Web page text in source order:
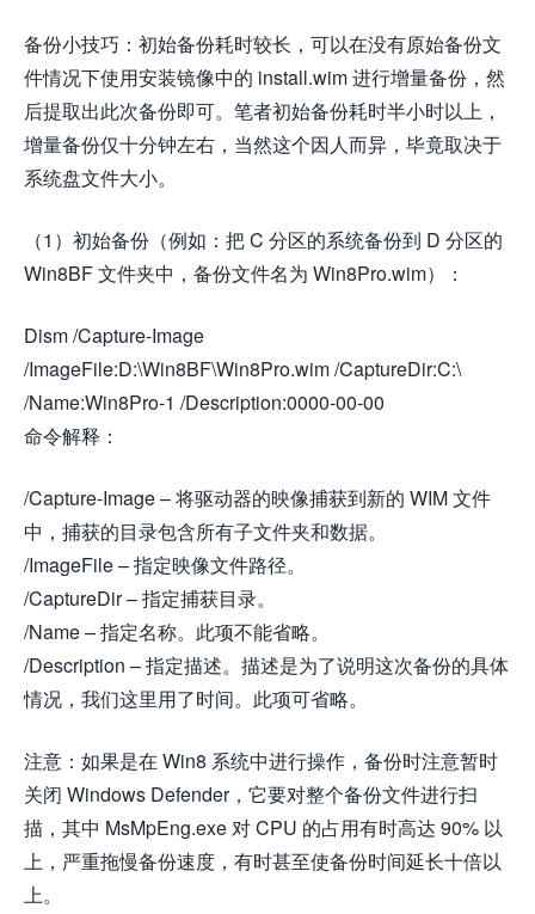
备份小技巧：初始备份耗时较长，可以在没有原始备份文
件情况下使用安装镜像中的 install.wim 进行增量备份，然
后提取出此次备份即可。笔者初始备份耗时半小时以上，
增量备份仅十分钟左右，当然这个因人而异，毕竟取决于
系统盘文件大小。
（1）初始备份（例如：把 C 分区的系统备份到 D 分区的
Win8BF 文件夹中，备份文件名为 Win8Pro.wim）：
Dism /Capture-Image
/ImageFile:D:\Win8BF\Win8Pro.wim /CaptureDir:C:\
/Name:Win8Pro-1 /Description:0000-00-00
命令解释：
/Capture-Image – 将驱动器的映像捕获到新的 WIM 文件
中，捕获的目录包含所有子文件夹和数据。
/ImageFile – 指定映像文件路径。
/CaptureDir – 指定捕获目录。
/Name – 指定名称。此项不能省略。
/Description – 指定描述。描述是为了说明这次备份的具体
情况，我们这里用了时间。此项可省略。
注意：如果是在 Win8 系统中进行操作，备份时注意暂时
关闭 Windows Defender，它要对整个备份文件进行扫
描，其中 MsMpEng.exe 对 CPU 的占用有时高达 90% 以
上，严重拖慢备份速度，有时甚至使备份时间延长十倍以
上。